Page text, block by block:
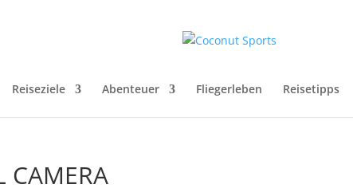
Reiseziele Abenteuer Fliegerleben Reisetipps
CAMERA